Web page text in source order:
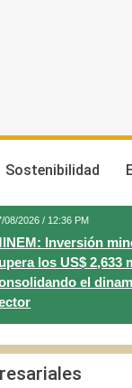
Sostenibilidad
08/2026 / 12:36 PM
Inversión
los US$ 2,633
el